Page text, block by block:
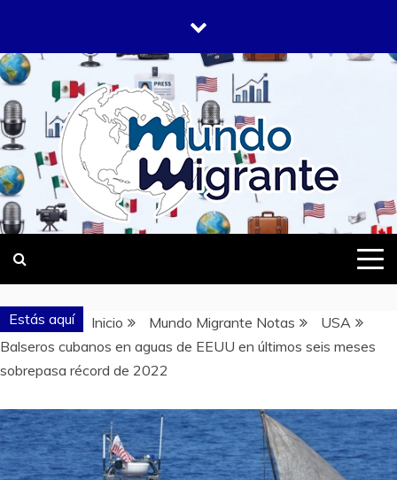
contenido
MUNDO
MIGRANTE
DONDE TODOS SOMOS MIGRANTES
Estás aquí Inicio Mundo Migrante Notas
USA
Balseros cubanos en aguas de EEUU en últimos seis meses
sobrepasa récord de 2022